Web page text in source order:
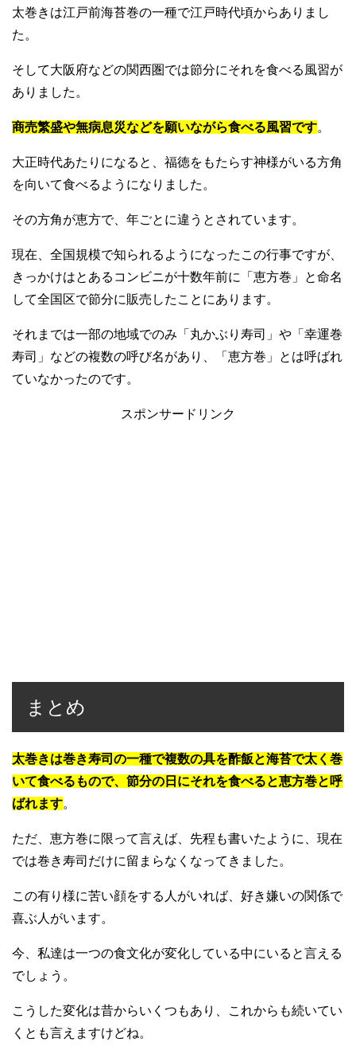
太巻きは江戸前海苔巻の一種で江戸時代頃からありまし
た。
そして大阪府などの関西圏では節分にそれを食べる風習が
ありました。
商売繁盛や無病息災などを願いながら食べる風習です。
大正時代あたりになると、福徳をもたらす神様がいる方角
を向いて食べるようになりました。
その方角が恵方で、年ごとに違うとされています。
現在、全国規模で知られるようになったこの行事ですが、
きっかけはとあるコンビニが十数年前に「恵方巻」と命名
して全国区で節分に販売したことにあります。
それまでは一部の地域でのみ「丸かぶり寿司」や「幸運巻
寿司」などの複数の呼び名があり、「恵方巻」とは呼ばれ
ていなかったのです。
スポンサードリンク
まとめ
太巻きは巻き寿司の一種で複数の具を酢飯と海苔で太く巻
いて食べるもので、節分の日にそれを食べると恵方巻と呼
ばれます。
ただ、恵方巻に限って言えば、先程も書いたように、現在
では巻き寿司だけに留まらなくなってきました。
この有り様に苦い顔をする人がいれば、好き嫌いの関係で
喜ぶ人がいます。
今、私達は一つの食文化が変化している中にいると言える
でしょう。
こうした変化は昔からいくつもあり、これからも続いてい
くとも言えますけどね。